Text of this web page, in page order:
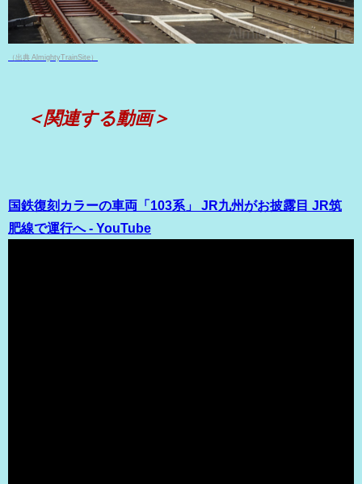
（出典 AlmightyTrainSite）
＜関連する動画＞
国鉄復刻カラーの車両「103系」 JR九州がお披露目 JR筑
肥線で運行へ - YouTube